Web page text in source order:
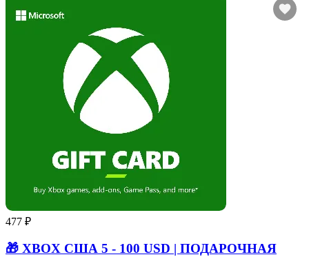
477 ₽
🎁 XBOX США 5 - 100 USD | ПОДАРОЧНАЯ